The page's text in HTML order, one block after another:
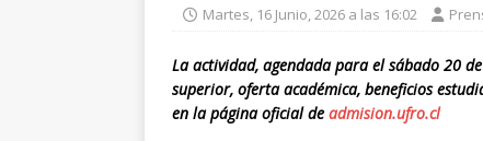
Martes, 16 Junio, 2026 a las 16:02
La actividad, agendada para el sábado 20
superior, oferta académica, beneficios
en la página oficial de admision.ufro.cl